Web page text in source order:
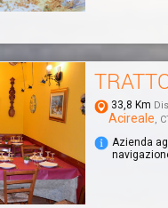
33,8 Km
Acireale,
Azienda